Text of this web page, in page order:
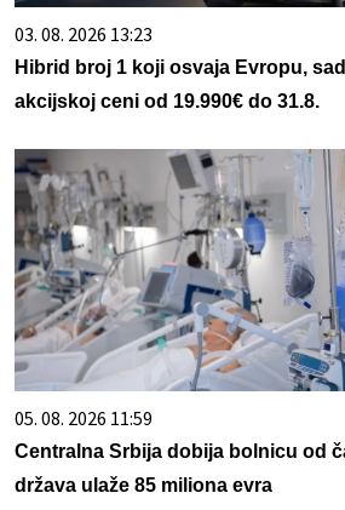
03. 08. 2026 13:23
Hibrid broj 1 koji osvaja Evropu,
akcijskoj ceni od 19.990€ do 31.8.
05. 08. 2026 11:59
Centralna Srbija dobija bolnicu od
država ulaže 85 miliona evra